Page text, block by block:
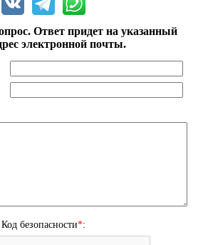
Ответ придет на указанный
электронной почты.
Код безопасности*: